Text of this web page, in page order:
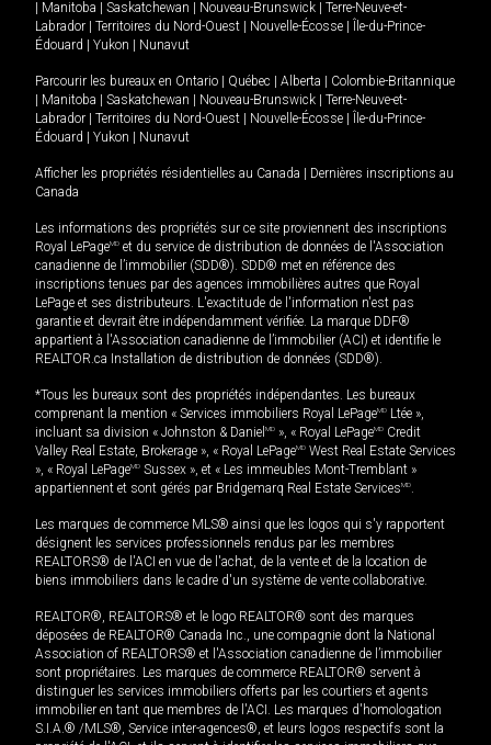
Manitoba Saskatchewan Nouveau-Brunswick
Terre-Neuve-et-
Labrador
Territoires du Nord-Ouest Nouvelle-Écosse
Île-du-Prince-
Édouard
Yukon Nunavut
Parcourir les bureaux en Ontario Québec Alberta
Colombie-Britannique
Manitoba Saskatchewan Nouveau-Brunswick
Terre-Neuve-et-
Labrador
Territoires du Nord-Ouest Nouvelle-Écosse
Île-du-Prince-
Édouard
Yukon Nunavut
Afficher les propriétés résidentielles au Canada
Dernières inscriptions au
Canada
Les informations des propriétés sur ce site proviennent des inscriptions
Royal LePageMD et du service de distribution de données de l'Association
canadienne de l’immobilier (SDD®). SDD® met en référence des
inscriptions tenues par des agences immobilières autres que Royal
LePage et ses distributeurs. L'exactitude de l'information n'est pas
garantie et devrait être indépendamment vérifiée. La marque DDF®
appartient à l'Association canadienne de l’immobilier (ACI) et identifie le
REALTOR.ca Installation de distribution de données (SDD®).
*Tous les bureaux sont des propriétés indépendantes. Les bureaux
comprenant la mention « Services immobiliers Royal LePageMD Ltée »,
incluant sa division « Johnston & Daniel MD », « Royal LePageMD Credit
Valley Real Estate, Brokerage », « Royal LePageMD West Real Estate Services
», « Royal LePageMD Sussex », et « Les immeubles Mont-Tremblant »
appartiennent et sont gérés par Bridgemarq Real Estate ServicesMD.
Les marques de commerce MLS® ainsi que les logos qui s'y rapportent
désignent les services professionnels rendus par les membres
REALTORS® de l'ACI en vue de l'achat, de la vente et de la location de
biens immobiliers dans le cadre d'un système de vente collaborative.
REALTOR®, REALTORS® et le logo REALTOR® sont des marques
déposées de REALTOR® Canada Inc., une compagnie dont la National
Association of REALTORS® et l'Association canadienne de l’immobilier
sont propriétaires. Les marques de commerce REALTOR® servent à
distinguer les services immobiliers offerts par les courtiers et agents
immobilier en tant que membres de l'ACI. Les marques d'homologation
S.I.A.® /MLS®, Service inter-agences®, et leurs logos respectifs sont la